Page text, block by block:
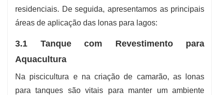
residenciais. De seguida, apresentamos as principais
áreas de aplicação das lonas para lagos:
3.1 Tanque com Revestimento para
Aquacultura
Na piscicultura e na criação de camarão, as lonas
para tanques são vitais para manter um ambiente